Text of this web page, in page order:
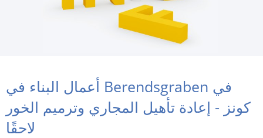
أعمال البناء في Berendsgraben في
كونز - إعادة تأهيل المجاري وترميم الخور
لاحقًا